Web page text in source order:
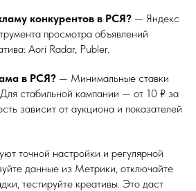
конкурентов в РСЯ? — Яндекс
просмотра объявлений
Aori Radar, Publer.
в РСЯ? — Минимальные ставки
стабильной кампании — от 10 ₽ за
зависит от аукциона и показателей
точной настройки и регулярной
данные из Метрики, отключайте
тестируйте креативы. Это даст